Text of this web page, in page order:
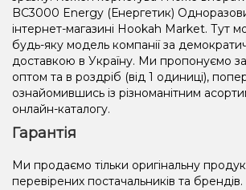
BC3000 Energy (Енергетик)
інтернет-магазині Hookah Market. Тут
будь-яку модель компанії за
доставкою в Україну. Ми пропонуємо
оптом та в роздріб (від 1 одиниці),
ознайомившись із різноманітним
онлайн-каталогу.
Гарантія
Ми продаємо тільки оригінальну
перевірених постачальників та брендів.